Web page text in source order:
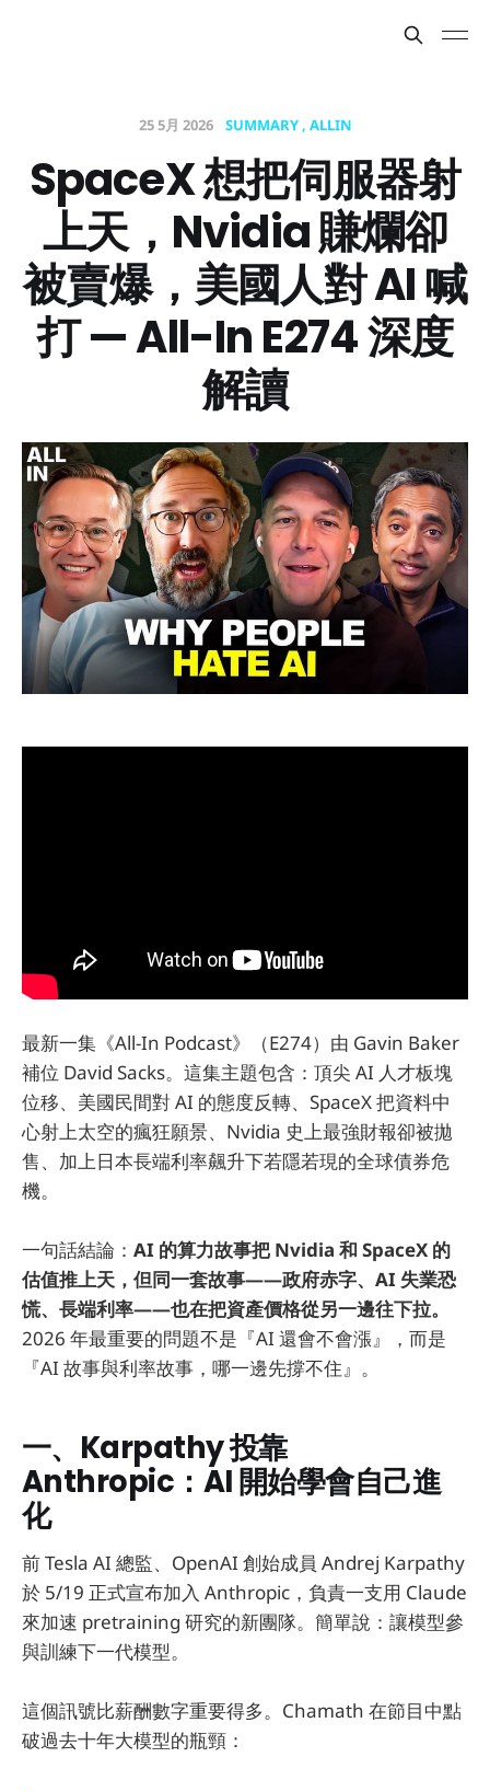
25 5月 2026 SUMMARY ALLIN
SpaceX 想把伺服器射
上天，Nvidia 賺爛卻
被賣爆，美國人對 AI 喊
打 — All-In E274 深度
解讀
最新一集《All-In Podcast》（E274）由 Gavin Baker
補位 David Sacks。這集主題包含：頂尖 AI 人才板塊
位移、美國民間對 AI 的態度反轉、SpaceX 把資料中
心射上太空的瘋狂願景、Nvidia 史上最強財報卻被拋
售、加上日本長端利率飆升下若隱若現的全球債券危
機。
一句話結論： AI 的算力故事把 Nvidia 和 SpaceX 的
估值推上天，但同一套故事——政府赤字、AI 失業恐
慌、長端利率——也在把資產價格從另一邊往下拉。
2026 年最重要的問題不是『AI 還會不會漲』，而是
『AI 故事與利率故事，哪一邊先撐不住』。
一、Karpathy 投靠
Anthropic：AI 開始學會自己進
化
前 Tesla AI 總監、OpenAI 創始成員 Andrej Karpathy
於 5/19 正式宣布加入 Anthropic，負責一支用 Claude
來加速 pretraining 研究的新團隊。簡單說：讓模型參
與訓練下一代模型。
這個訊號比薪酬數字重要得多。Chamath 在節目中點
破過去十年大模型的瓶頸：